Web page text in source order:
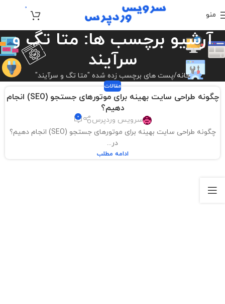
منو
0
آرشیو برچسب ها: متا تگ و
سرآیند
خانه پست های برچسب زده شده "متا تگ و سرآیند"
مقالات
چگونه طراحی سایت بهینه برای موتورهای جستجو (SEO) انجام
دهیم؟
سرویس وردپرس 0
چگونه طراحی سایت بهینه برای موتورهای جستجو (SEO) انجام دهیم؟
در...
ادامه مطلب